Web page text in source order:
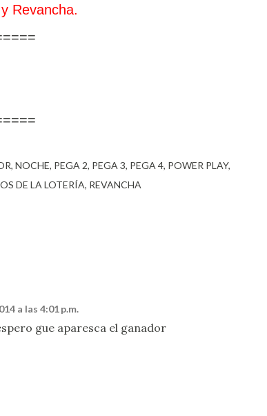
Revancha.
NOCHE PEGA 2 PEGA 3 PEGA 4 POWER PLAY
DE LA LOTERÍA REVANCHA
a las 4:01 p.m.
gue aparesca el ganador